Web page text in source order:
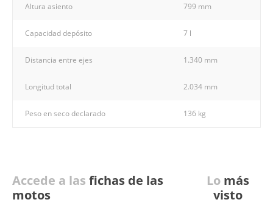
Altura asiento 799 mm
Capacidad depósito 7 l
Distancia entre ejes 1.340 mm
Longitud total 2.034 mm
Peso en seco declarado 136 kg
Accede a las fichas de las
motos
Lo más
visto